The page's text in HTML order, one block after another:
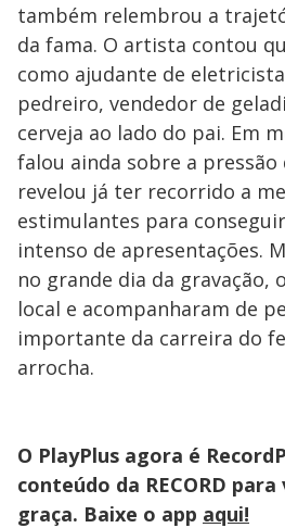
também relembrou a
da fama. O artista contou
como ajudante de
pedreiro, vendedor de
cerveja ao lado do pai. Em
falou ainda sobre a pressão
revelou já ter recorrido a
estimulantes para
intenso de apresentações.
no grande dia da gravação,
local e acompanharam de
importante da carreira do
arrocha.
O PlayPlus agora é
conteúdo da RECORD
graça. Baixe o app aqui!